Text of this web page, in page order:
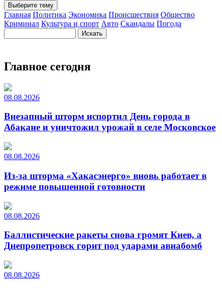
Выберите тему
Главная Политика Экономика Происшествия Общество
Криминал Культура и спорт Авто Скандалы Погода
Главное сегодня
08.08.2026
Внезапный шторм испортил День города в
Абакане и уничтожил урожай в селе Московское
08.08.2026
Из-за шторма «Хакасэнерго» вновь работает в
режиме повышенной готовности
08.08.2026
Баллистические ракеты снова громят Киев, а
Днепропетровск горит под ударами авиабомб
08.08.2026